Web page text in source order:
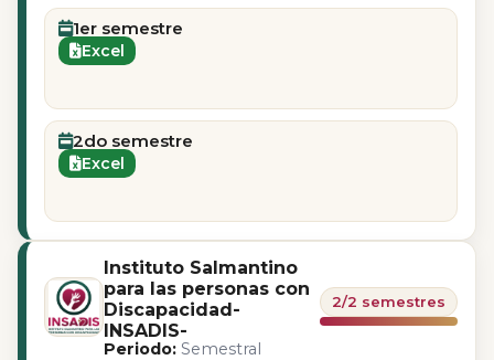
1er semestre
Excel
2do semestre
Excel
Instituto Salmantino
para las personas con
Discapacidad-
INSADIS-
Periodo: Semestral
2/2 semestres